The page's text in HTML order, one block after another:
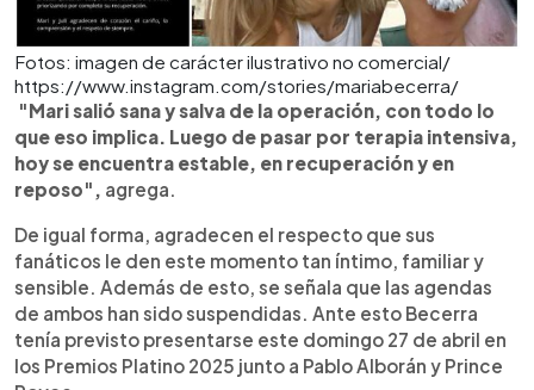
Fotos: imagen de carácter ilustrativo no comercial/
https://www.instagram.com/stories/mariabecerra/
"Mari salió sana y salva de la operación, con todo lo
que eso implica. Luego de pasar por terapia intensiva,
hoy se encuentra estable, en recuperación y en
reposo", agrega.
De igual forma, agradecen el respecto que sus
fanáticos le den este momento tan íntimo, familiar y
sensible. Además de esto, se señala que las agendas
de ambos han sido suspendidas. Ante esto Becerra
tenía previsto presentarse este domingo 27 de abril en
los Premios Platino 2025 junto a Pablo Alborán y Prince